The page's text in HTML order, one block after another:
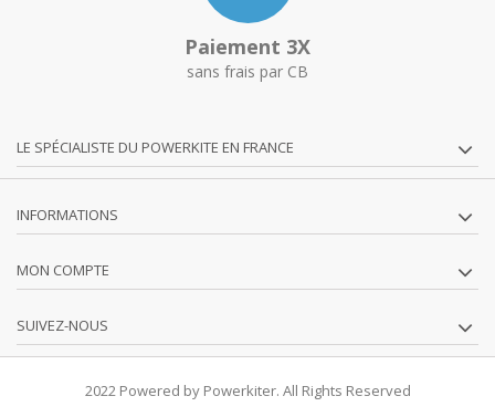
Paiement 3X
sans frais par CB
LE SPÉCIALISTE DU POWERKITE EN FRANCE
INFORMATIONS
MON COMPTE
SUIVEZ-NOUS
2022 Powered by Powerkiter. All Rights Reserved